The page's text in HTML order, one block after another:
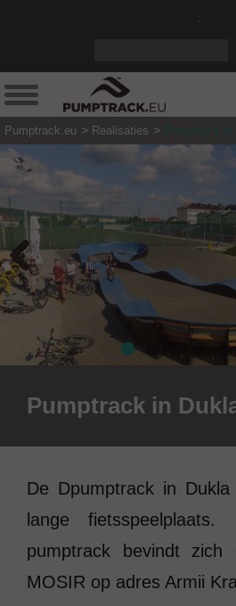
Pumptrack.eu Realisaties Pumptrack in
Pumptrack in
Previous
De Dpumptrack in
lange fietsspeelplaats.
pumptrack bevindt zich
MOSIR op adres Armii